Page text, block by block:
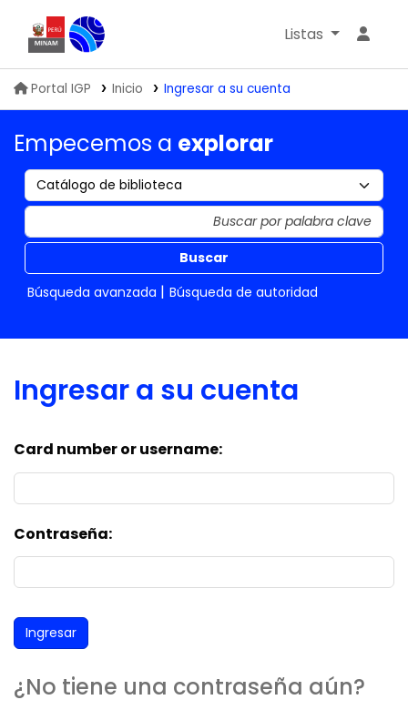
Biblioteca IGP
Listas
Portal IGP Inicio Ingresar a su cuenta
Empecemos a explorar
Buscar
Búsqueda avanzada
Búsqueda de autoridad
Ingresar a su cuenta
Card number or username:
Contraseña:
¿No tiene una contraseña aún?